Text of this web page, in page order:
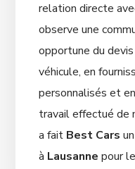
relation directe
observe une
opportune du
véhicule, en
personnalisés et
travail effectué de
a fait Best Cars
à Lausanne pour